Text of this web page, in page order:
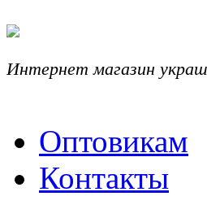
Интернет магазин
Оптовикам
Контакты